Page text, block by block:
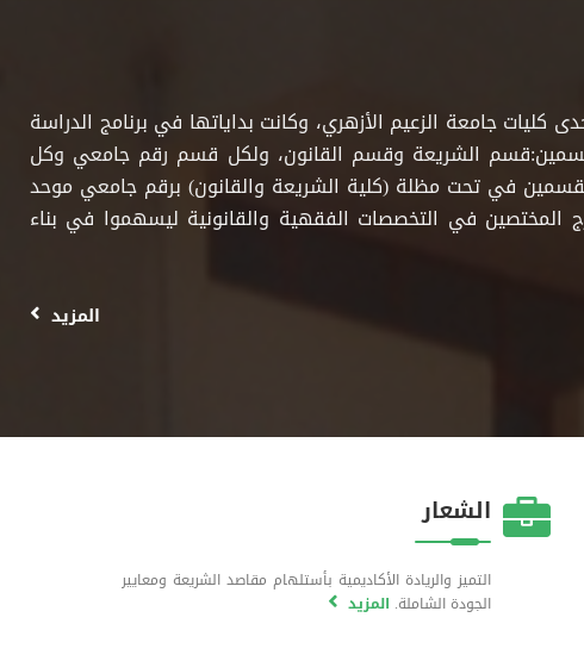
تأسس كلية الشريعة والقانون في العام(٢٠٠٠م) كاحدى كليات جامعة الزعيم الأزهري، وكانت بداياتها في برنامج الدراسة
العام(٢٠٠١م)وكانت آنذاك تضم قسمين:قسم الشريعة وقسم القانون، ولكل قسم رقم جامعي وكل
في تحت مظلة (كلية الشريعة والقانون) برقم جامعي موحد
الكلية ومازالت تخرج المختصين في التخصصات الفقهية والقانونية ليسهموا في بناء
المزيد
الشعار
التميز والريادة الأكاديمية بأستلهام مقاصد الشريعة ومعايير
الجودة الشاملة. المزيد